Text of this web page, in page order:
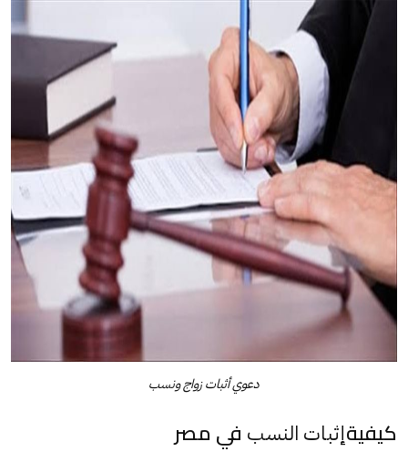
دعوي أثبات زواج ونسب
كيفيةإثبات النسب في مصر